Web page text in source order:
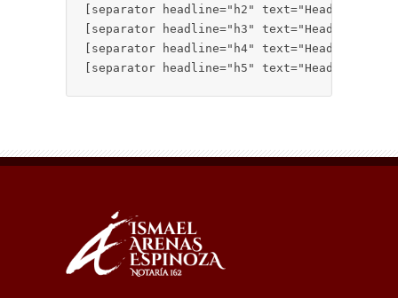
[separator headline="h2" text="Headline h2"]
[separator headline="h3" text="Headline h3"]
[separator headline="h4" text="Headline h4"]
[separator headline="h5" text="Headline h5"]